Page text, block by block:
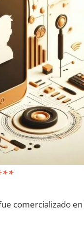
comercializado en